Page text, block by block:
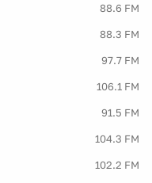
88.6 FM
88.3 FM
97.7 FM
106.1 FM
91.5 FM
104.3 FM
102.2 FM